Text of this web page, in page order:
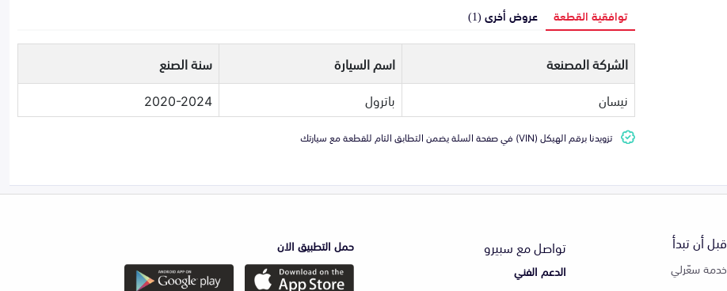
توافقية القطعة عروض أخرى (1)
الشركة المصنعة اسم السيارة
سنة الصنع
نيسان
باترول 2020-2024
تزويدنا برقم الهيكل (VIN) في صفحة السلة يضمن التطابق التام للقطعة مع سيارتك
قبل أن تبدأ
خدمة سعّرلي
تواصل مع سبيرو
الدعم الفني
حمل التطبيق الان